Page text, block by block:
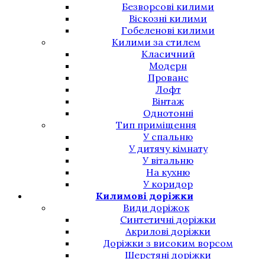
Безворсові килими
Віскозні килими
Гобеленові килими
Килими за стилем
Класичний
Модерн
Прованс
Лофт
Вінтаж
Однотонні
Тип приміщення
У спальню
У дитячу кімнату
У вітальню
На кухню
У коридор
Килимові доріжки
Види доріжок
Синтетичні доріжки
Акрилові доріжки
Доріжки з високим ворсом
Шерстяні доріжки